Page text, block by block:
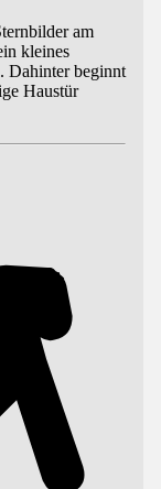
am
kleines
Dahinter beginnt
Haustür